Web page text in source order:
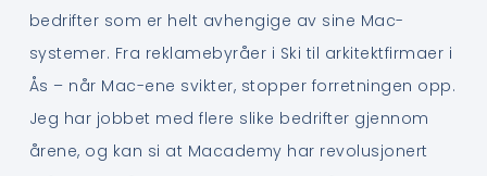
bedrifter som er helt avhengige av sine Mac-
systemer. Fra reklamebyråer i Ski til arkitektfirmaer i
Ås – når Mac-ene svikter, stopper forretningen opp.
Jeg har jobbet med flere slike bedrifter gjennom
årene, og kan si at Macademy har revolusjonert